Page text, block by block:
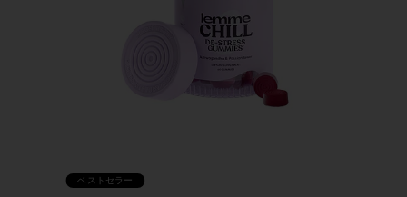
ベストセラー